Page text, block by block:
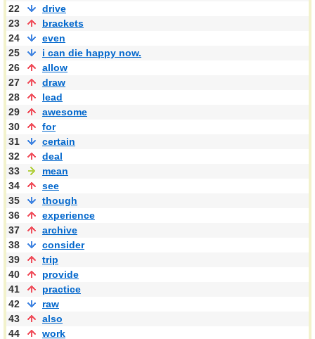
22
drive
23
brackets
24
even
25
i can die happy now.
26
allow
27
draw
28
lead
29
awesome
30
for
31
certain
32
deal
33
mean
34
see
35
though
36
experience
37
archive
38
consider
39
trip
40
provide
41
practice
42
raw
43
also
44
work